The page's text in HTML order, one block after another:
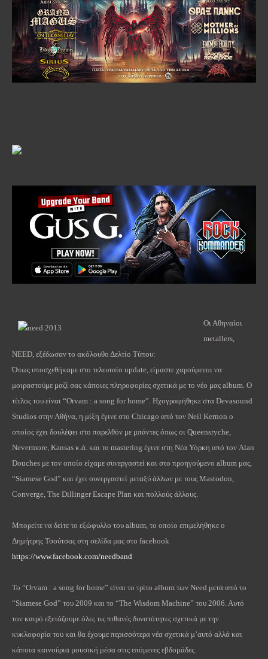
Οι Αθηναίοι
metallers,
NEED, εξέδωσαν το ακόλουθο Δελτίο Τύπου:
Όπως υποσχεθήκαμε στο τελευταίο update, είμαστε χαρούμενοι να
μοιραστούμε μαζί σας κάποιες πληροφορίες σχετικά με το νέο μας album. Ο
τίτλος του είναι “Orvam : a song for home”. Ηχογραφήθηκε στα Devasound
Studios στην Αθήνα, η μίξη έγινε στο Chicago από τον Neil Kernon ο
οποίος έχει δουλέψει στο παρελθόν με μπάντες όπως οι Queensryche,
Nevermore, Kansas κ.ά. και το mastering έγινε στη Νέα Υόρκη από τον Alan
Douches με τον οποίο είχαμε συνεργαστεί και στο προηγούμενο album μας,
“Siamese God” και έχει συνεργαστεί μεταξύ άλλων με τους Mastodon,
Converge, The Dillinger Escape Plan και πολλούς άλλους.
Μπορείτε να δείτε το εξώφυλλο του album, το οποίο επιμελήθηκε o
Δημήτρης Τσούτσας στη σελίδα μας στο facebook
https://www.facebook.com/needband
To “Orvam : a song for home” είναι το τρίτο album των Need μετά από το
“Siamese God” του 2009 και το “The Wisdom Machine” του 2006. Αυτό
τον καιρό εξετάζουμε όλες τις πιθανές δυνατότητες σχετικά με την
κυκλοφορία του και θα έχουμε περισσότερα νέα σχετικά μ’αυτό αλλά και
κάποια καινούρια μουσική μέσα στις επόμενες εβδομάδες.